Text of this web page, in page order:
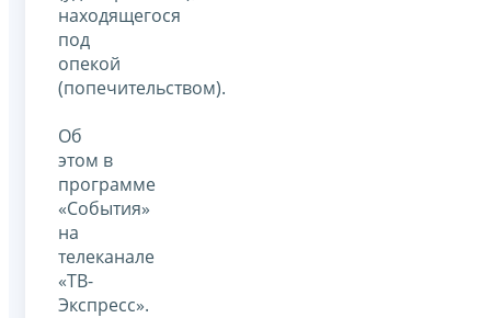
находящегося
под
опекой
(попечительством).
Об
этом в
программе
«События»
на
телеканале
«ТВ-
Экспресс».